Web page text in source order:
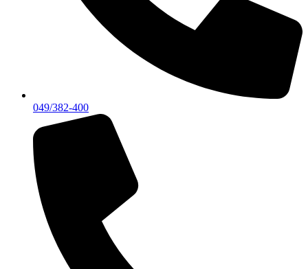
049/382-400